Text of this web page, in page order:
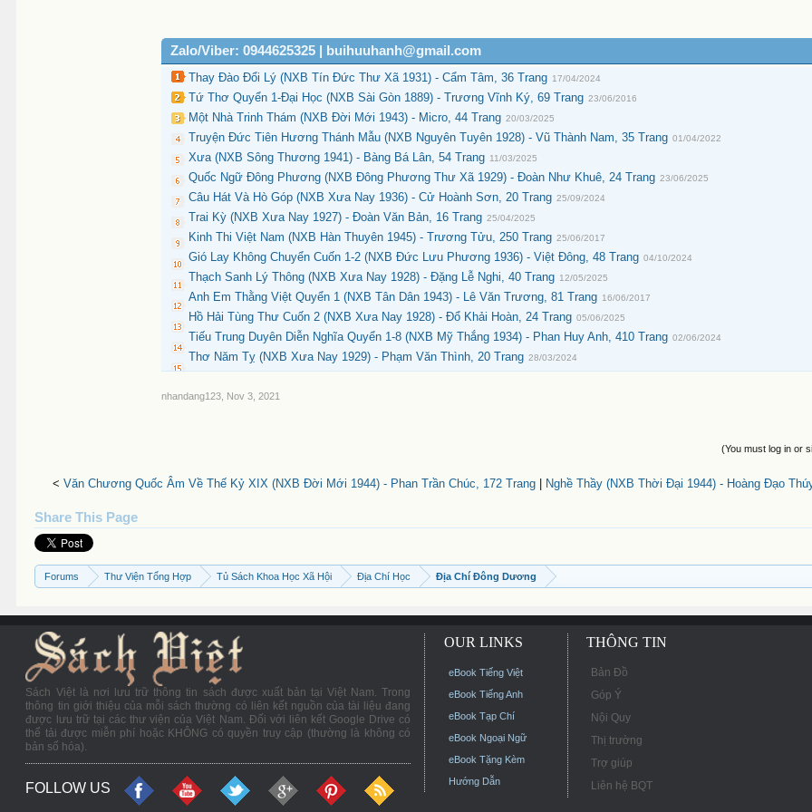
Zalo/Viber: 0944625325 | buihuuhanh@gmail.com
Thay Đào Đổi Lý (NXB Tín Đức Thư Xã 1931) - Cẩm Tâm, 36 Trang 17/04/2024
Tứ Thơ Quyển 1-Đại Học (NXB Sài Gòn 1889) - Trương Vĩnh Ký, 69 Trang 23/06/2016
Một Nhà Trinh Thám (NXB Đời Mới 1943) - Micro, 44 Trang 20/03/2025
Truyện Đức Tiên Hương Thánh Mẫu (NXB Nguyên Tuyên 1928) - Vũ Thành Nam, 35 Trang 01/04/2022
Xưa (NXB Sông Thương 1941) - Bàng Bá Lân, 54 Trang 11/03/2025
Quốc Ngữ Đông Phương (NXB Đông Phương Thư Xã 1929) - Đoàn Như Khuê, 24 Trang 23/06/2025
Câu Hát Và Hò Góp (NXB Xưa Nay 1936) - Cử Hoành Sơn, 20 Trang 25/09/2024
Trai Kỳ (NXB Xưa Nay 1927) - Đoàn Văn Bản, 16 Trang 25/04/2025
Kinh Thi Việt Nam (NXB Hàn Thuyên 1945) - Trương Tửu, 250 Trang 25/06/2017
Gió Lay Không Chuyển Cuốn 1-2 (NXB Đức Lưu Phương 1936) - Việt Đông, 48 Trang 04/10/2024
Thạch Sanh Lý Thông (NXB Xưa Nay 1928) - Đặng Lễ Nghi, 40 Trang 12/05/2025
Anh Em Thằng Việt Quyển 1 (NXB Tân Dân 1943) - Lê Văn Trương, 81 Trang 16/06/2017
Hồ Hải Tùng Thư Cuốn 2 (NXB Xưa Nay 1928) - Đổ Khải Hoàn, 24 Trang 05/06/2025
Tiếu Trung Duyên Diễn Nghĩa Quyển 1-8 (NXB Mỹ Thắng 1934) - Phan Huy Anh, 410 Trang 02/06/2024
Thơ Năm Tỵ (NXB Xưa Nay 1929) - Phạm Văn Thình, 20 Trang 28/03/2024
nhandang123 Nov 3, 2021
(You must log in or
< Văn Chương Quốc Âm Về Thế Kỷ XIX (NXB Đời Mới 1944) - Phan Trần Chúc, 172 Trang Nghề Thầy (NXB Thời Đại 1944) - Hoàng Đạo
Share This Page
Forums Thư Viện Tổng Hợp Tủ Sách Khoa Học Xã Hội Địa Chí Học Địa Chí Đông Dương
Sách Việt là nơi lưu trữ thông tin sách được xuất bản tại Việt Nam. Trong
thông tin giới thiệu của mỗi sách thường có liên kết nguồn của tài liệu đang
được lưu trữ tại các thư viện của Việt Nam. Đối với liên kết Google Drive có
thể tải được miễn phí hoặc KHÔNG có quyền truy cập (thường là không có
bản số hóa).
FOLLOW US
OUR LINKS
eBook Tiếng Việt
eBook Tiếng Anh
eBook Tạp Chí
eBook Ngoại Ngữ
eBook Tặng Kèm
Hướng Dẫn
THÔNG TIN
Bản Đồ
Góp Ý
Nội Quy
Thị trường
Trợ giúp
Liên hệ BQT